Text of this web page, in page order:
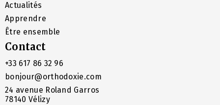
Actualités
Apprendre
Être ensemble
Contact
+33 617 86 32 96
bonjour@orthodoxie.com
24 avenue Roland Garros
78140 Vélizy